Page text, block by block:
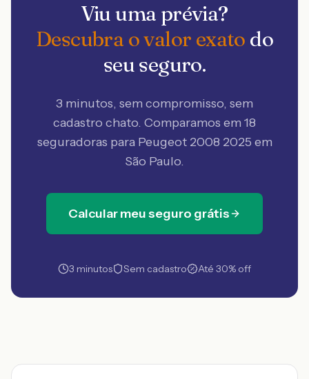
Viu uma prévia?
Descubra o valor exato do
seu seguro.
3 minutos, sem compromisso, sem
cadastro chato. Comparamos em 18
seguradoras para Peugeot 2008 2025 em
São Paulo.
Calcular meu seguro grátis
3 minutos Sem cadastro Até 30% off